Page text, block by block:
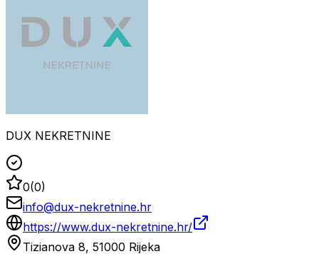
DUX NEKRETNINE
0(0)
info@dux-nekretnine.hr
https://www.dux-nekretnine.hr/
Tizianova 8, 51000 Rijeka